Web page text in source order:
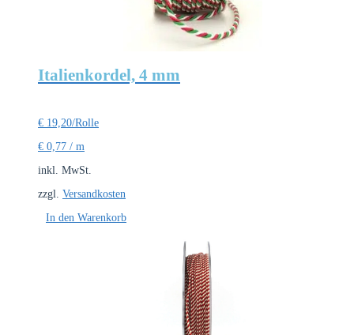
Italienkordel, 4 mm
€ 19,20/Rolle
€ 0,77 / m
inkl. MwSt.
zzgl. Versandkosten
In den Warenkorb